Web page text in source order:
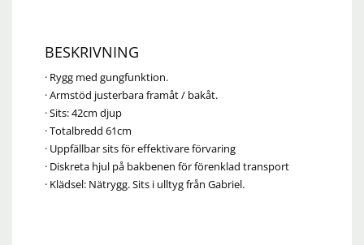
BESKRIVNING
· Rygg med gungfunktion.
· Armstöd justerbara framåt / bakåt.
· Sits: 42cm djup
· Totalbredd 61cm
· Uppfällbar sits för effektivare förvaring
· Diskreta hjul på bakbenen för förenklad transport
· Klädsel: Nätrygg. Sits i ulltyg från Gabriel.